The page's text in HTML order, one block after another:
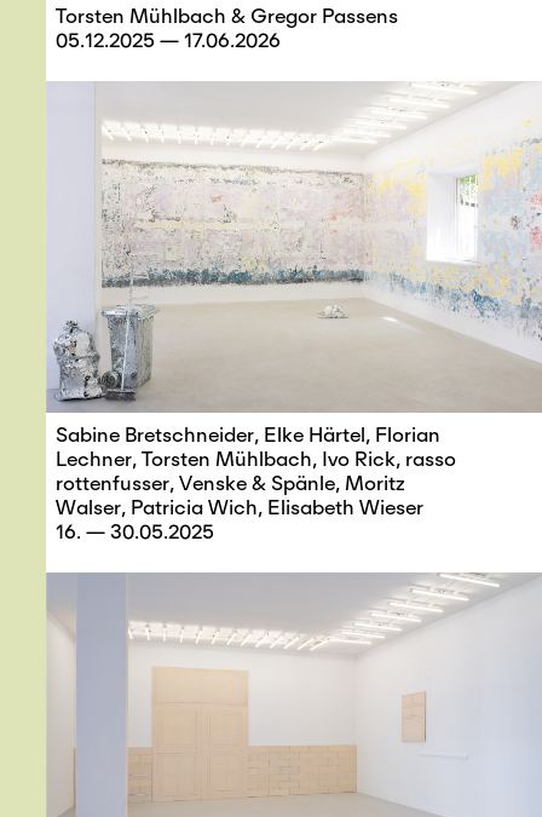
Torsten Mühlbach & Gregor Passens
05.12.2025 — 17.06.2026
Sabine Bretschneider, Elke Härtel, Florian
Lechner, Torsten Mühlbach, Ivo Rick, rasso
rottenfusser, Venske & Spänle, Moritz
Walser, Patricia Wich, Elisabeth Wieser
16. — 30.05.2025